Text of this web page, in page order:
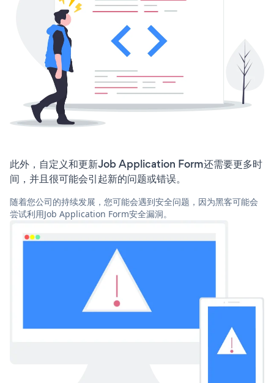
此外，自定义和更新Job Application Form还需要更多时
间，并且很可能会引起新的问题或错误。
随着您公司的持续发展，您可能会遇到安全问题，因为黑客可能会
尝试利用Job Application Form安全漏洞。